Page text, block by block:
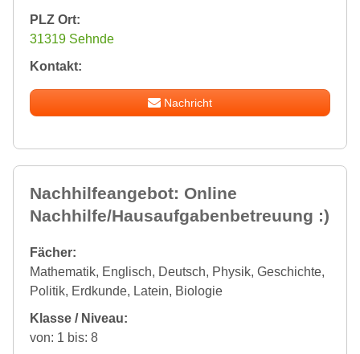
PLZ Ort:
31319 Sehnde
Kontakt:
Nachricht
Nachhilfeangebot: Online
Nachhilfe/Hausaufgabenbetreuung :)
Fächer:
Mathematik, Englisch, Deutsch, Physik, Geschichte,
Politik, Erdkunde, Latein, Biologie
Klasse / Niveau:
von: 1 bis: 8